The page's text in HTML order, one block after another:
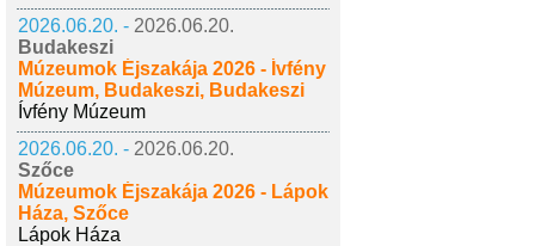
2026.06.20. - 2026.06.20.
Budakeszi
Múzeumok Éjszakája 2026 - Ívfény
Múzeum, Budakeszi, Budakeszi
Ívfény Múzeum
2026.06.20. - 2026.06.20.
Szőce
Múzeumok Éjszakája 2026 - Lápok
Háza, Szőce
Lápok Háza